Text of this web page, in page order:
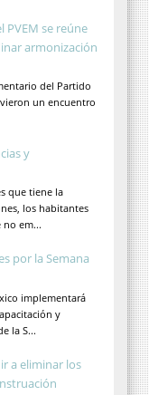
PVEM se reúne
armonización
del Partido
un encuentro
y
que tiene la
los habitantes
no em...
por la Semana
implementará
y
la S...
a eliminar los